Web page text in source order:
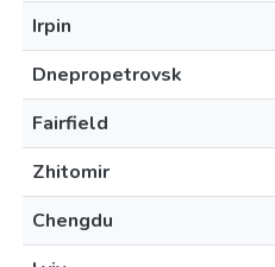
Irpin
Dnepropetrovsk
Fairfield
Zhitomir
Chengdu